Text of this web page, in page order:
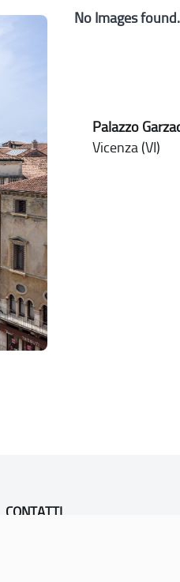
No Images found.
Palazzo
Vicenza (VI)
CONTATTI